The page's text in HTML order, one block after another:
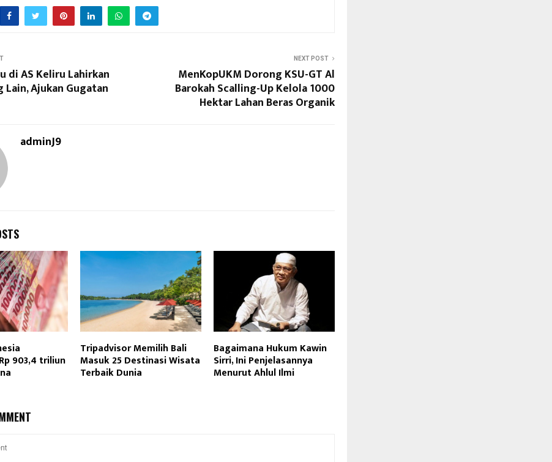
di AS Keliru Lahirkan
Lain, Ajukan Gugatan
NEXT POST
MenKopUKM Dorong KSU-GT Al
Barokah Scalling-Up Kelola 1000
Hektar Lahan Beras Organik
adminJ9
903,4 triliun
Tripadvisor Memilih Bali
Masuk 25 Destinasi Wisata
Terbaik Dunia
Bagaimana Hukum Kawin
Sirri, Ini Penjelasannya
Menurut Ahlul Ilmi